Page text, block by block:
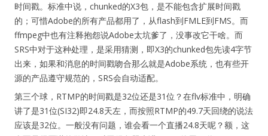
时间戳。标准中说，chunked的X3包，是不能包含扩展时间戳
的；可惜Adobe的所有产品都用了，从flash到FMLE到FMS。而
ffmpeg中也有注释抱怨说Adobe太坑爹了，没事改它干啥。而
SRS中对于这种处理，是采用猜测，即X3的chunked包先读4字节
出来，如果和消息的时间戳吻合那么就是Adobe系统，也有些开
源的产品遵守规范的，SRS会自动适配。
第三个球，RTMP的时间戳是32位还是31位？在flv标准中，明确
讲了是31位(SI32)即24.8天左，而按照RTMP的49.7天回绕的说法
应该是32位。一般没有问题，谁会看一个直播24.8天呢？额，这